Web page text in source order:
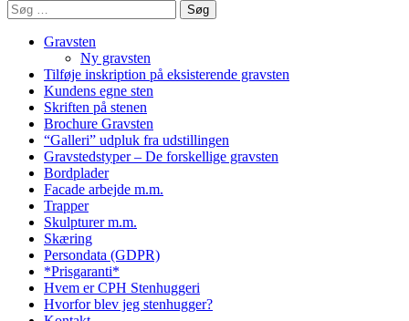
Søg
efter:
Gravsten
Ny gravsten
Tilføje inskription på eksisterende gravsten
Kundens egne sten
Skriften på stenen
Brochure Gravsten
“Galleri” udpluk fra udstillingen
Gravstedstyper – De forskellige gravsten
Bordplader
Facade arbejde m.m.
Trapper
Skulpturer m.m.
Skæring
Persondata (GDPR)
*Prisgaranti*
Hvem er CPH Stenhuggeri
Hvorfor blev jeg stenhugger?